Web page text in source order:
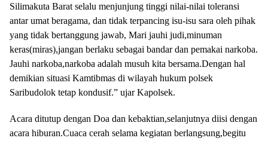
Silimakuta Barat selalu menjunjung tinggi nilai-nilai toleransi
antar umat beragama, dan tidak terpancing isu-isu sara oleh pihak
yang tidak bertanggung jawab, Mari jauhi judi,minuman
keras(miras),jangan berlaku sebagai bandar dan pemakai narkoba.
Jauhi narkoba,narkoba adalah musuh kita bersama.Dengan hal
demikian situasi Kamtibmas di wilayah hukum polsek
Saribudolok tetap kondusif.” ujar Kapolsek.
Acara ditutup dengan Doa dan kebaktian,selanjutnya diisi dengan
acara hiburan.Cuaca cerah selama kegiatan berlangsung,begitu